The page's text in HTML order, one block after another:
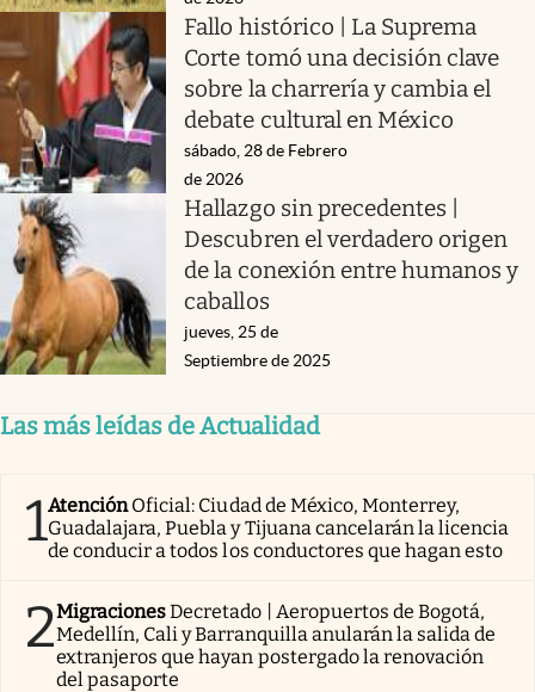
Fallo histórico | La Suprema
Corte tomó una decisión clave
sobre la charrería y cambia el
debate cultural en México
sábado, 28 de Febrero
de 2026
Hallazgo sin precedentes |
Descubren el verdadero origen
de la conexión entre humanos y
caballos
jueves, 25 de
Septiembre de 2025
Las más leídas de Actualidad
1AtenciónOficial: Ciudad de México, Monterrey,
Guadalajara, Puebla y Tijuana cancelarán la licencia
de conducir a todos los conductores que hagan esto
2MigracionesDecretado | Aeropuertos de Bogotá,
Medellín, Cali y Barranquilla anularán la salida de
extranjeros que hayan postergado la renovación
del pasaporte